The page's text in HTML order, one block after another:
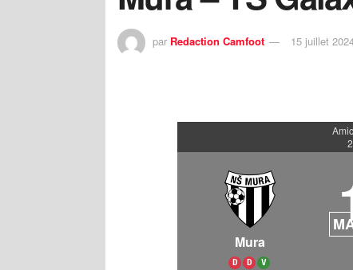
par Redaction Camfoot 15 juillet
Mura
D D V